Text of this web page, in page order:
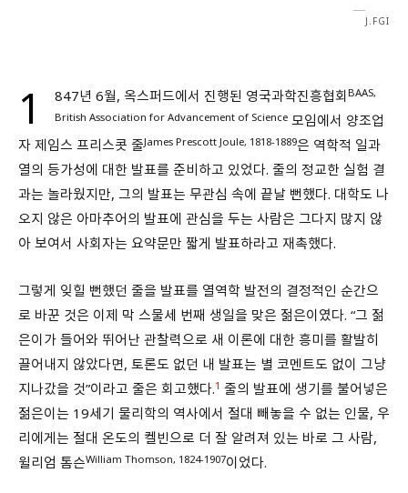
J.FGI
1 847년 6월, 옥스퍼드에서 진행된 영국과학진흥협회BAAS,
British Association for Advancement of Science모임에서 양조업
자 제임스 프리스콧 줄James Prescott Joule, 1818-1889은 역학적 일과
열의 등가성에 대한 발표를 준비하고 있었다. 줄의 정교한 실험 결
과는 놀라웠지만, 그의 발표는 무관심 속에 끝날 뻔했다. 대학도 나
오지 않은 아마추어의 발표에 관심을 두는 사람은 그다지 많지 않
아 보여서 사회자는 요약문만 짧게 발표하라고 재촉했다.
그렇게 잊힐 뻔했던 줄을 발표를 열역학 발전의 결정적인 순간으
로 바꾼 것은 이제 막 스물세 번째 생일을 맞은 젊은이였다. “그 젊
은이가 들어와 뛰어난 관찰력으로 새 이론에 대한 흥미를 활발히
끌어내지 않았다면, 토론도 없던 내 발표는 별 코멘트도 없이 그냥
지나갔을 것”이라고 줄은 회고했다.1 줄의 발표에 생기를 불어넣은
젊은이는 19세기 물리학의 역사에서 절대 빼놓을 수 없는 인물, 우
리에게는 절대 온도의 켈빈으로 더 잘 알려져 있는 바로 그 사람,
윌리엄 톰슨William Thomson, 1824-1907이었다.